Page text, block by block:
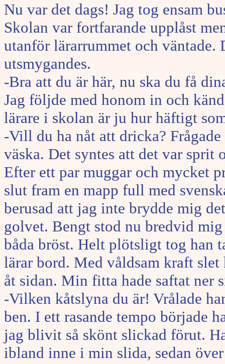
Nu var det dags! Jag tog ensam
Skolan var fortfarande upplåst
utanför lärarrummet och
utsmygandes.
-Bra att du är här, nu ska du få
Jag följde med honom in och
lärare i skolan är ju hur häftigt
-Vill du ha nåt att dricka?
väska. Det syntes att det var
Efter ett par muggar och mycket
slut fram en mapp full med
berusad att jag inte brydde mig
golvet. Bengt stod nu bredvid
båda bröst. Helt plötsligt tog han
lärar bord. Med våldsam kraft
åt sidan. Min fitta hade saftat ner
-Vilken kåtslyna du är! Vrålade
ben. I ett rasande tempo började
jag blivit så skönt slickad förut.
ibland inne i min slida, sedan